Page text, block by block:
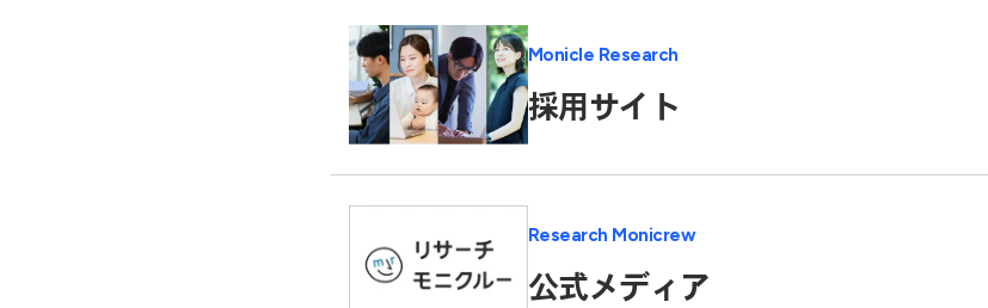
Monicle Research
採用サイト
Research Monicrew
公式メディア